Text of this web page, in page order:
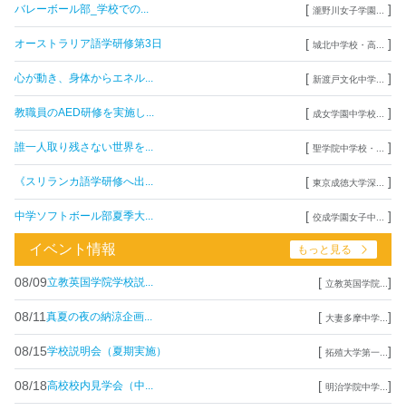
バレーボール部_学校での... [ 瀧野川女子学園... ]
オーストラリア語学研修第3日 [ 城北中学校・高... ]
心が動き、身体からエネル... [ 新渡戸文化中学... ]
教職員のAED研修を実施し... [ 成女学園中学校... ]
誰一人取り残さない世界を... [ 聖学院中学校・... ]
《スリランカ語学研修へ出... [ 東京成徳大学深... ]
中学ソフトボール部夏季大... [ 佼成学園女子中... ]
イベント情報 もっと見る
08/09立教英国学院学校説... [ 立教英国学院... ]
08/11 真夏の夜の納涼企画... [ 大妻多摩中学... ]
08/15学校説明会（夏期実施） [ 拓殖大学第一... ]
08/18高校校内見学会（中... [ 明治学院中学... ]